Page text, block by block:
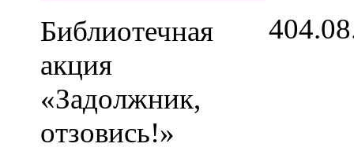
Библиотечная
акция
«Задолжник,
отзовись!»
4